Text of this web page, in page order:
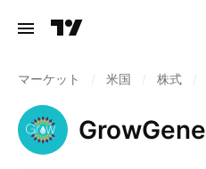
マーケット 米国 株式